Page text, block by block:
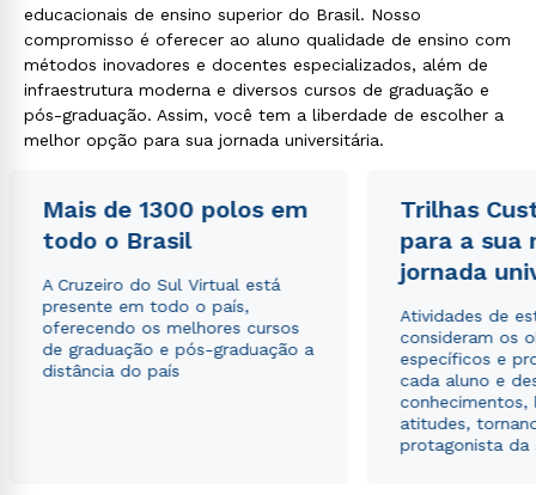
educacionais de ensino superior do Brasil. Nosso
compromisso é oferecer ao aluno qualidade de ensino com
métodos inovadores e docentes especializados, além de
infraestrutura moderna e diversos cursos de graduação e
pós-graduação. Assim, você tem a liberdade de escolher a
melhor opção para sua jornada universitária.
Mais de 1300 polos em
todo o Brasil
A Cruzeiro do Sul Virtual está
presente em todo o país,
oferecendo os melhores cursos
de graduação e pós-graduação a
distância do país
Trilhas
para a sua
jornada
Atividades de
consideram os
específicos e
cada aluno e
conhecimentos,
atitudes,
protagonista da